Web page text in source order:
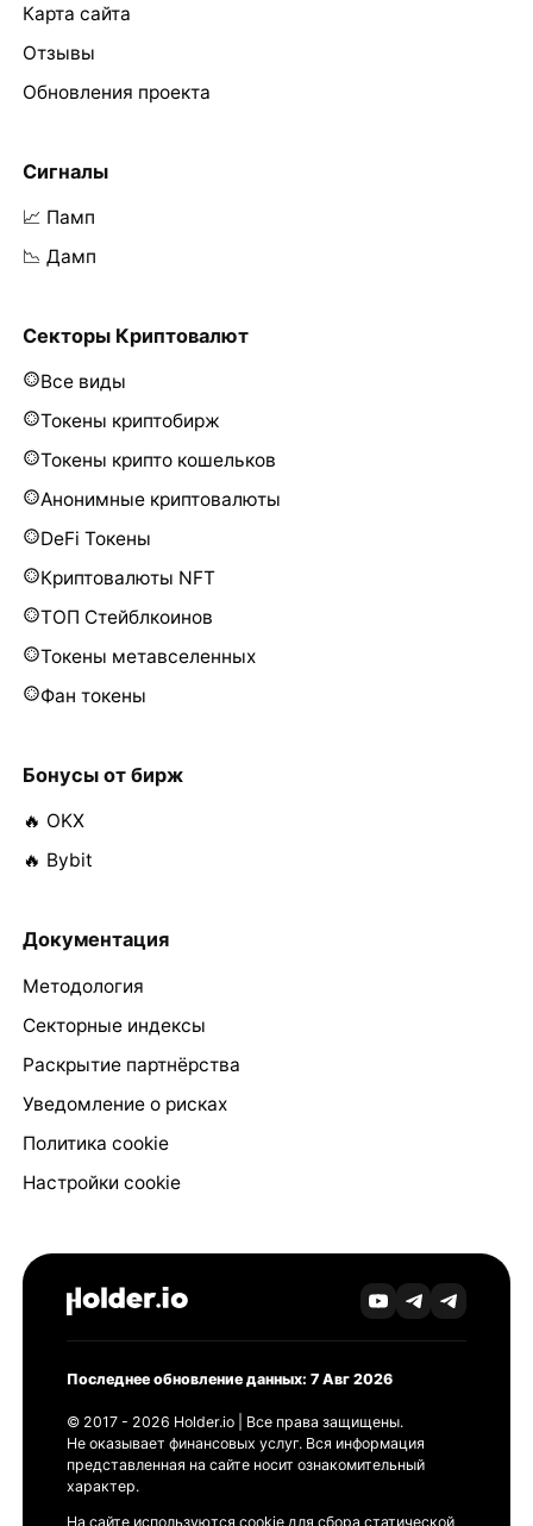
Карта сайта
Отзывы
Обновления проекта
Сигналы
📈 Памп
📉 Дамп
Секторы Криптовалют
Все виды
Токены криптобирж
Токены крипто кошельков
Анонимные криптовалюты
DeFi Токены
Криптовалюты NFT
ТОП Стейблкоинов
Токены метавселенных
Фан токены
Бонусы от бирж
🔥 OKX
🔥 Bybit
Документация
Методология
Секторные индексы
Раскрытие партнёрства
Уведомление о рисках
Политика cookie
Настройки cookie
Последнее обновление данных: 7 Авг 2026
© 2017 - 2026 Holder.io | Все права защищены.
Не оказывает финансовых услуг. Вся информация
представленная на сайте носит ознакомительный
характер.
На сайте используются cookie для сбора статической